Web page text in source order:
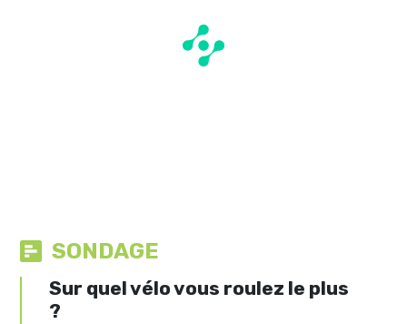
SONDAGE
Sur quel vélo vous roulez le plus
?